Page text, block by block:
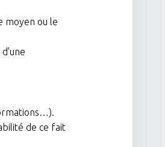
moyen ou le
de ce fait